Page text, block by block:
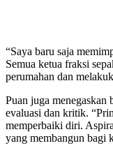
“Saya baru saja
Semua ketua fraksi
perumahan dan
Puan juga
evaluasi dan kritik.
memperbaiki diri.
yang membangun bagi